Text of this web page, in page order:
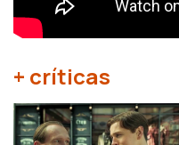
+ críticas